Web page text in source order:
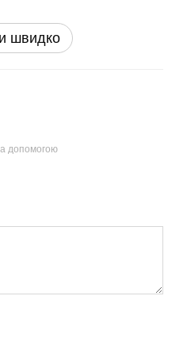
швидко
допомогою